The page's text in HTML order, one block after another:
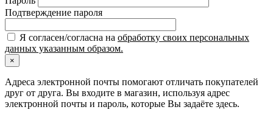
Подтверждение пароля
Я согласен/согласна на обработку своих персональных
данных указанным образом.
×
Адреса электронной почты помогают отличать покупателей
друг от друга. Вы входите в магазин, используя адрес
электронной почты и пароль, которые Вы задаёте здесь.